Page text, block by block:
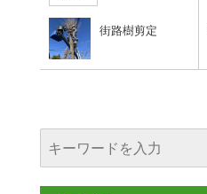
街路樹剪定